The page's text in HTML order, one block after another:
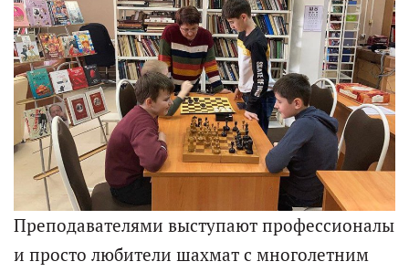
Преподавателями выступают профессионалы
и просто любители шахмат с многолетним